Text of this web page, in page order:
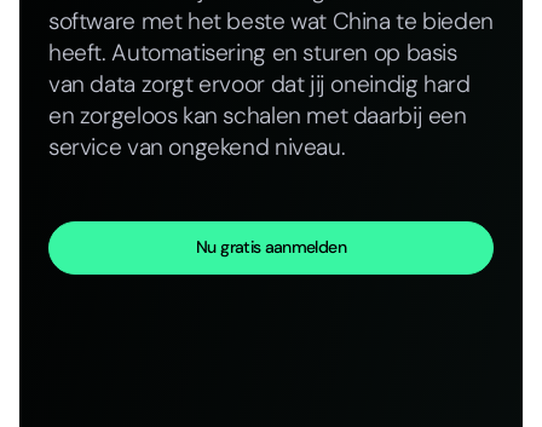
software met het beste wat China te bieden
heeft. Automatisering en sturen op basis
van data zorgt ervoor dat jij oneindig hard
en zorgeloos kan schalen met daarbij een
service van ongekend niveau.
Nu gratis aanmelden